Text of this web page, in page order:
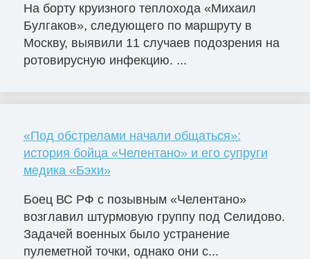
На борту круизного теплохода «Михаил
Булгаков», следующего по маршруту в
Москву, выявили 11 случаев подозрения на
ротовирусную инфекцию. ...
«Под обстрелами начали общаться»:
история бойца «Челентано» и его супруги
медика «Бэхи»
Боец ВС РФ с позывным «Челентано»
возглавил штурмовую группу под Селидово.
Задачей военных было устранение
пулеметной точки, однако они с...